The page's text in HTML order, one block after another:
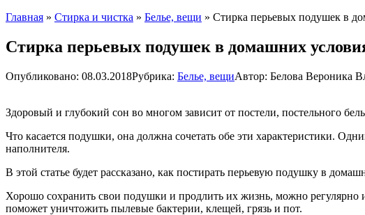
Главная » Стирка и чистка » Белье, вещи » Стирка перьевых подушек в
Стирка перьевых подушек в домашних
Опубликовано: 08.03.2018Рубрика: Белье, вещиАвтор: Белова Вероника
Здоровый и глубокий сон во многом зависит от постели, постельного
Что касается подушки, она должна сочетать обе эти характеристики.
наполнителя.
В этой статье будет рассказано, как постирать перьевую подушку в
Хорошо сохранить свои подушки и продлить их жизнь, можно регулярно
поможет уничтожить пылевые бактерии, клещей, грязь и пот.